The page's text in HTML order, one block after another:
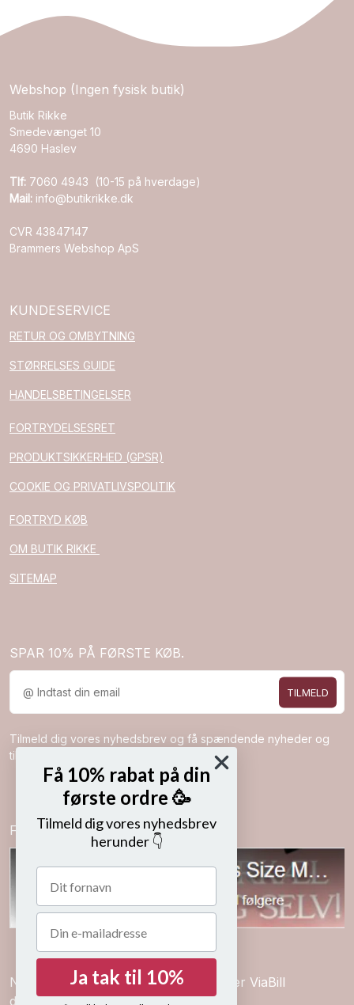
Webshop (Ingen fysisk butik)
Butik Rikke
Smedevænget 10
4690 Haslev
Tlf: 7060 4943 (10-15 på hverdage)
Mail: info@butikrikke.dk
CVR 43847147
Brammers Webshop ApS
KUNDESERVICE
RETUR OG OMBYTNING
STØRRELSES GUIDE
HANDELSBETINGELSER
FORTRYDELSESRET
PRODUKTSIKKERHED (GPSR)
COOKIE OG PRIVATLIVSPOLITIK
FORTRYD KØB
OM BUTIK RIKKE
SITEMAP
SPAR 10% PÅ FØRSTE KØB.
TILMELD
Tilmeld dig vores nyhedsbrev og få spændende nyheder og
tilbud direkte i din indbakke.
Følg os på
Nem betaling med kort, mobilepay eller ViaBill
delbetalinger
Få 10% rabat på din
første ordre 🥳
Tilmeld dig vores nyhedsbrev
herunder 👇
Ja tak til 10%